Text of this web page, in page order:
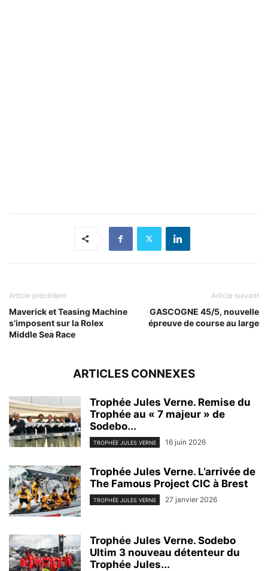
Article précédent
Maverick et Teasing Machine
s’imposent sur la Rolex
Middle Sea Race
Article suivant
GASCOGNE 45/5, nouvelle
épreuve de course au large
ARTICLES CONNEXES
Trophée Jules Verne. Remise du
Trophée au « 7 majeur » de
Sodebo...
TROPHÉE JULES VERNE 16 juin 2026
Trophée Jules Verne. L’arrivée de
The Famous Project CIC à Brest
TROPHÉE JULES VERNE 27 janvier 2026
Trophée Jules Verne. Sodebo
Ultim 3 nouveau détenteur du
Trophée Jules...